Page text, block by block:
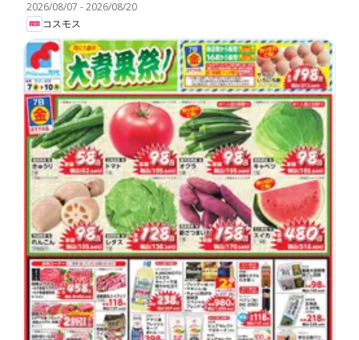
2026/08/07 -2026/08/20
コスモス